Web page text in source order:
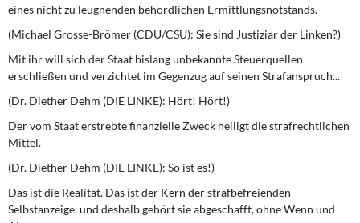
eines nicht zu leugnenden behördlichen Ermittlungsnotstands.
(Michael Grosse-Brömer (CDU/CSU): Sie sind Justiziar der Linken?)
Mit ihr will sich der Staat bislang unbekannte Steuerquellen
erschließen und verzichtet im Gegenzug auf seinen Strafanspruch...
(Dr. Diether Dehm (DIE LINKE): Hört! Hört!)
Der vom Staat erstrebte finanzielle Zweck heiligt die strafrechtlichen
Mittel.
(Dr. Diether Dehm (DIE LINKE): So ist es!)
Das ist die Realität. Das ist der Kern der strafbefreienden
Selbstanzeige, und deshalb gehört sie abgeschafft, ohne Wenn und